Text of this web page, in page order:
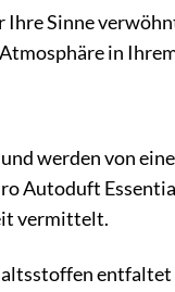
Ihre Sinne
in
werden von
Autoduft
vermittelt.